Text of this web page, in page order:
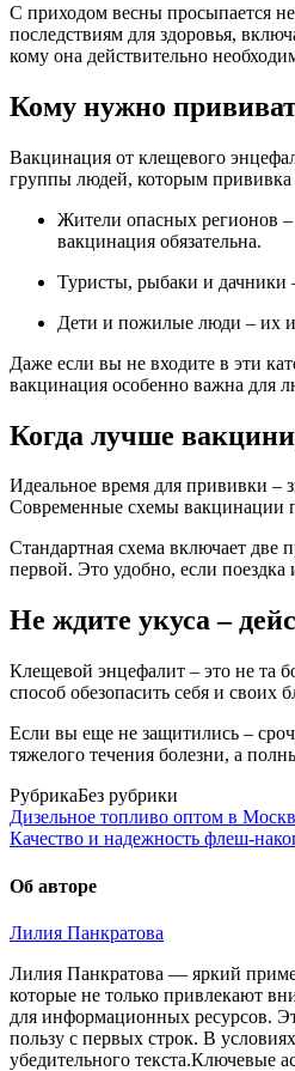
С приходом весны просыпается
последствиям для здоровья,
кому она действительно
Кому нужно
Вакцинация от клещевого
группы людей, которым прививка
Жители опасных регионов –
вакцинация обязательна.
Туристы, рыбаки и дачники
Дети и пожилые люди – их
Даже если вы не входите в эти
вакцинация особенно важна для
Когда лучше
Идеальное время для прививки –
Современные схемы вакцинации
Стандартная схема включает две
первой. Это удобно, если поездка
Не ждите укуса –
Клещевой энцефалит – это не та
способ обезопасить себя и своих
Если вы еще не защитились –
тяжелого течения болезни, а
РубрикаБез рубрики
Дизельное топливо оптом в
Качество и надежность флеш-
Об авторе
Лилия Панкратова
Лилия Панкратова — яркий
которые не только привлекают
для информационных ресурсов.
пользу с первых строк. В
убедительного текста.Ключевые